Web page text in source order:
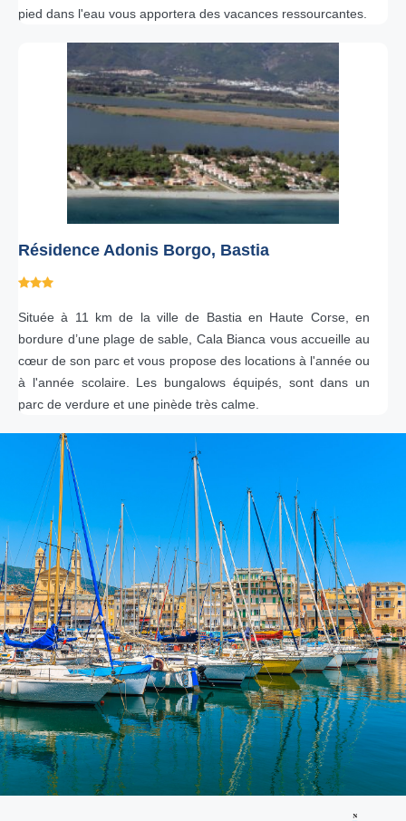
pied dans l'eau vous apportera des vacances ressourcantes.
Résidence Adonis Borgo, Bastia
Située à 11 km de la ville de Bastia en Haute Corse, en
bordure d’une plage de sable, Cala Bianca vous accueille au
cœur de son parc et vous propose des locations à l'année ou
à l'année scolaire. Les bungalows équipés, sont dans un
parc de verdure et une pinède très calme.